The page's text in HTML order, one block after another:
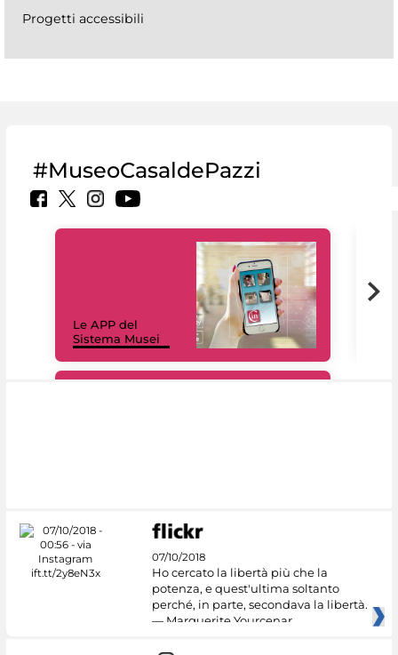
Progetti accessibili
#MuseoCasaldePazzi
Le APP del
Sistema Musei
07/10/2018
Ho cercato la libertà più che la
potenza, e quest'ultima soltanto
perché, in parte, secondava la libertà.
— Marguerite Yourcenar